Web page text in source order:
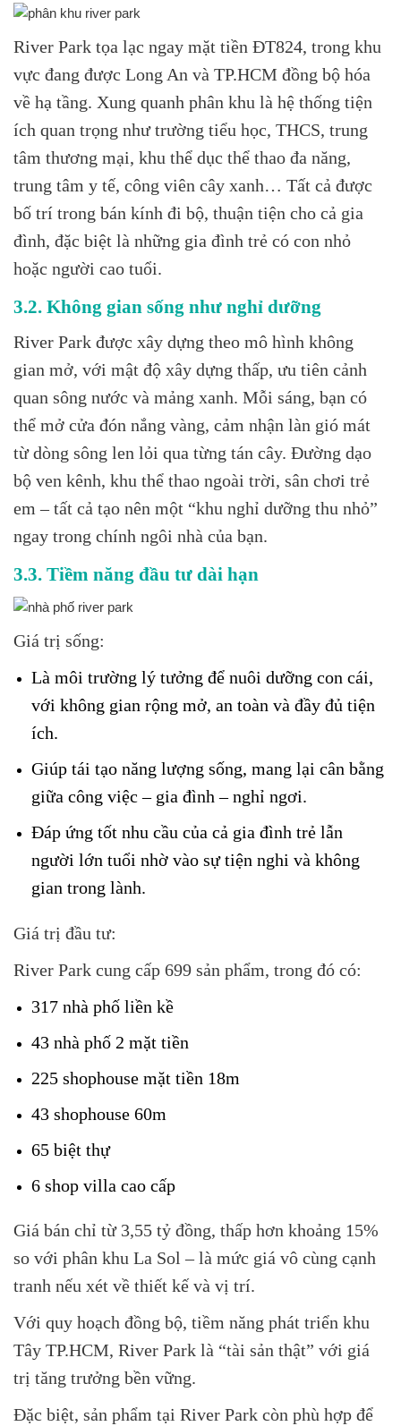
River Park tọa lạc ngay mặt tiền ĐT824, trong khu
vực đang được Long An và TP.HCM đồng bộ hóa
về hạ tầng. Xung quanh phân khu là hệ thống tiện
ích quan trọng như trường tiểu học, THCS, trung
tâm thương mại, khu thể dục thể thao đa năng,
trung tâm y tế, công viên cây xanh… Tất cả được
bố trí trong bán kính đi bộ, thuận tiện cho cả gia
đình, đặc biệt là những gia đình trẻ có con nhỏ
hoặc người cao tuổi.
3.2. Không gian sống như nghỉ dưỡng
River Park được xây dựng theo mô hình không
gian mở, với mật độ xây dựng thấp, ưu tiên cảnh
quan sông nước và mảng xanh. Mỗi sáng, bạn có
thể mở cửa đón nắng vàng, cảm nhận làn gió mát
từ dòng sông len lỏi qua từng tán cây. Đường dạo
bộ ven kênh, khu thể thao ngoài trời, sân chơi trẻ
em – tất cả tạo nên một “khu nghỉ dưỡng thu nhỏ”
ngay trong chính ngôi nhà của bạn.
3.3. Tiềm năng đầu tư dài hạn
Giá trị sống:
Là môi trường lý tưởng để nuôi dưỡng con cái,
với không gian rộng mở, an toàn và đầy đủ tiện
ích.
Giúp tái tạo năng lượng sống, mang lại cân bằng
giữa công việc – gia đình – nghỉ ngơi.
Đáp ứng tốt nhu cầu của cả gia đình trẻ lẫn
người lớn tuổi nhờ vào sự tiện nghi và không
gian trong lành.
Giá trị đầu tư:
River Park cung cấp 699 sản phẩm, trong đó có:
317 nhà phố liền kề
43 nhà phố 2 mặt tiền
225 shophouse mặt tiền 18m
43 shophouse 60m
65 biệt thự
6 shop villa cao cấp
Giá bán chỉ từ 3,55 tỷ đồng, thấp hơn khoảng 15%
so với phân khu La Sol – là mức giá vô cùng cạnh
tranh nếu xét về thiết kế và vị trí.
Với quy hoạch đồng bộ, tiềm năng phát triển khu
Tây TP.HCM, River Park là “tài sản thật” với giá
trị tăng trưởng bền vững.
Đặc biệt, sản phẩm tại River Park còn phù hợp để